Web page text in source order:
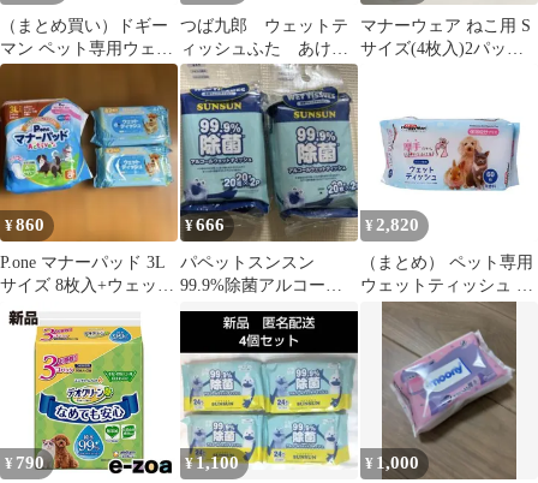
（まとめ買い）ドギー
マン ペット専用ウェッ
トティッシュ25枚 ペッ
ト用品 【×10セット】
つば九郎 ウェットテ
ィッシュふた あけた
らしめる 東京ヤクル
トスワローズ
マナーウェア ねこ用 S
サイズ(4枚入)2パック
¥860
P.one マナーパッド 3L
サイズ 8枚入+ウェット
ティッシュ2袋
¥666
パペットスンスン
99.9%除菌アルコール
ウェットティッシュ
携帯用 20枚x2
¥ 2,820
（まとめ） ペット専用
ウェットティッシュ 保
湿成分プラス60枚 （ペ
ット用品） 〔×5セッ
¥ 790 ¥1,100 ¥ 1,000